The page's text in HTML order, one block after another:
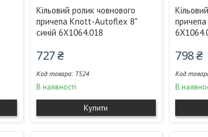
Кільовий ролик човнового
причепа Knott-Autoflex 8"
синій 6X1064.018
727 ₴
T524
В наявності
Купити
798 ₴
В